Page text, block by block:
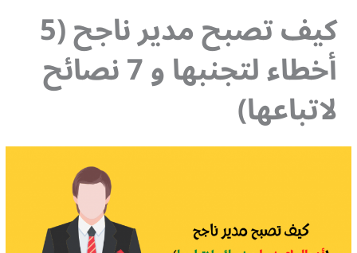
كيف تصبح مدير ناجح (5
أخطاء لتجنبها و 7 نصائح
لاتباعها)